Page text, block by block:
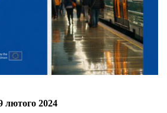
лютого 2024